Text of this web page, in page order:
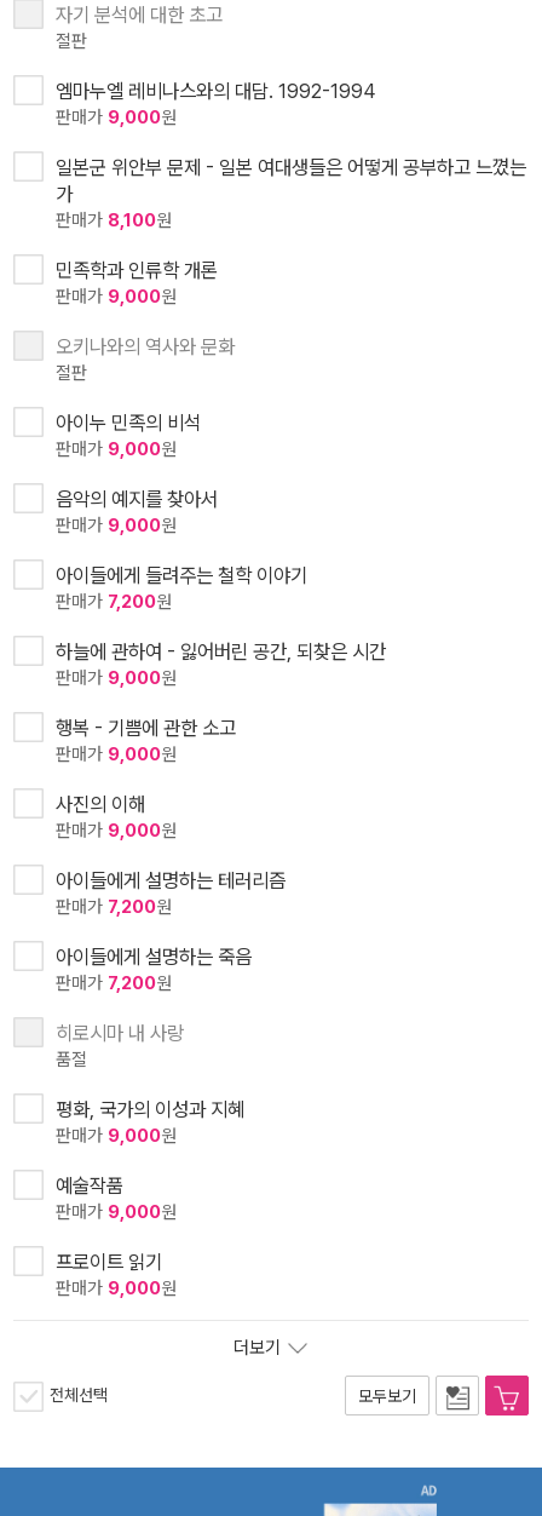
자기 분석에 대한 초고
절판
엠마누엘 레비나스와의 대담. 1992-1994
판매가 9,000원
일본군 위안부 문제 - 일본 여대생들은 어떻게 공부하고 느꼈는
가
판매가 8,100원
민족학과 인류학 개론
판매가 9,000원
오키나와의 역사와 문화
절판
아이누 민족의 비석
판매가 9,000원
음악의 예지를 찾아서
판매가 9,000원
아이들에게 들려주는 철학 이야기
판매가 7,200원
하늘에 관하여 - 잃어버린 공간, 되찾은 시간
판매가 9,000원
행복 - 기쁨에 관한 소고
판매가 9,000원
사진의 이해
판매가 9,000원
아이들에게 설명하는 테러리즘
판매가 7,200원
아이들에게 설명하는 죽음
판매가 7,200원
히로시마 내 사랑
품절
평화, 국가의 이성과 지혜
판매가 9,000원
예술작품
판매가 9,000원
프로이트 읽기
판매가 9,000원
더보기
전체선택 모두보기